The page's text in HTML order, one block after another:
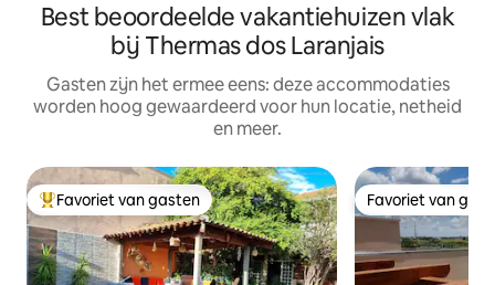
Best beoordeelde vakantiehuizen vlak
bij Thermas dos Laranjais
Gasten zijn het ermee eens: deze accommodaties
worden hoog gewaardeerd voor hun locatie, netheid
en meer.
Topfavoriet van gasten
Favoriet van gasten Favoriet van
Favoriet van